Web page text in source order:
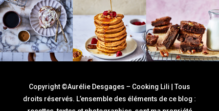
Copyright ©Aurélie Desgages – Cooking Lili | Tous
droits réservés. L’ensemble des éléments de ce blog :